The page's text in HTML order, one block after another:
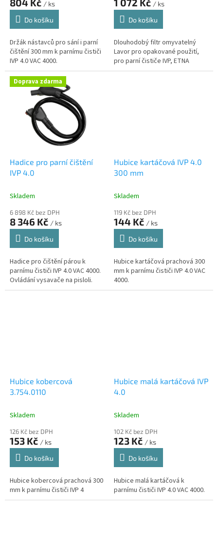
804 Kč / ks
Do košíku
Držák nástavců pro sání i parní
čištění 300 mm k parnímu čističi
IVP 4.0 VAC 4000.
1 072 Kč / ks
Do košíku
Dlouhodobý filtr omyvatelný
Lavor pro opakované použití,
pro parní čističe IVP, ETNA
Doprava zdarma
Hadice pro parní čištění
IVP 4.0
Skladem
6 898 Kč bez DPH
8 346 Kč / ks
Do košíku
Hadice pro čištění párou k
parnímu čističi IVP 4.0 VAC 4000.
Ovládání vysavače na pisloli.
Hubice kartáčová IVP 4.0
300 mm
Skladem
119 Kč bez DPH
144 Kč / ks
Do košíku
Hubice kartáčová prachová 300
mm k parnímu čističi IVP 4.0 VAC
4000.
Hubice kobercová
3.754.0110
Skladem
126 Kč bez DPH
153 Kč / ks
Do košíku
Hubice kobercová prachová 300
mm k parnímu čističi IVP 4
Hubice malá kartáčová IVP
4.0
Skladem
102 Kč bez DPH
123 Kč / ks
Do košíku
Hubice malá kartáčová k
parnímu čističi IVP 4.0 VAC 4000.